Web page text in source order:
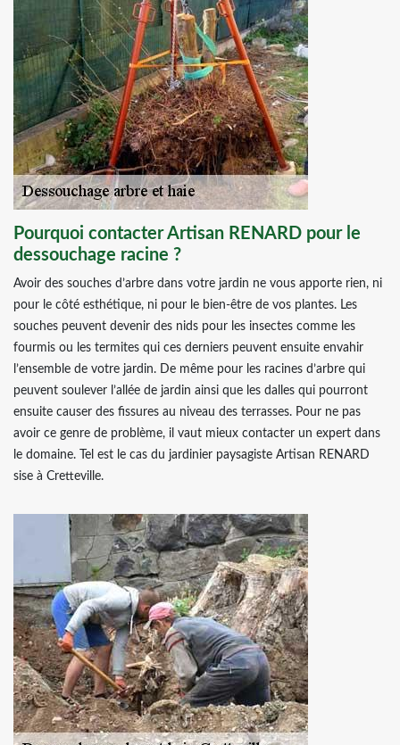
Pourquoi contacter Artisan RENARD pour le
dessouchage racine ?
Avoir des souches d’arbre dans votre jardin ne vous apporte rien, ni
pour le côté esthétique, ni pour le bien-être de vos plantes. Les
souches peuvent devenir des nids pour les insectes comme les
fourmis ou les termites qui ces derniers peuvent ensuite envahir
l’ensemble de votre jardin. De même pour les racines d’arbre qui
peuvent soulever l’allée de jardin ainsi que les dalles qui pourront
ensuite causer des fissures au niveau des terrasses. Pour ne pas
avoir ce genre de problème, il vaut mieux contacter un expert dans
le domaine. Tel est le cas du jardinier paysagiste Artisan RENARD
sise à Cretteville.